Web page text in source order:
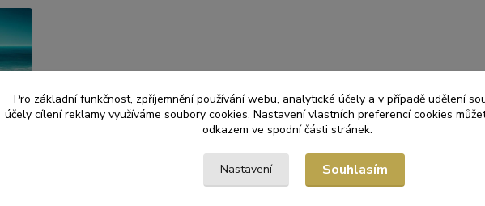
PÁRTY SORTIMENT Špejle
Pro základní funkčnost, zpříjemnění používání webu, analytické účely a v případě udělení
účely cílení reklamy využíváme soubory cookies. Nastavení vlastních preferencí cookies
odkazem ve spodní části stránek.
Nastavení Souhlasím